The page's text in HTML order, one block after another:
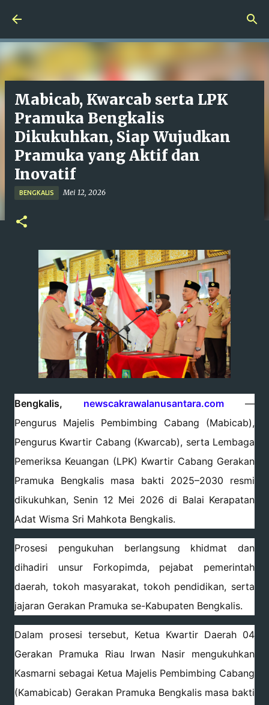
Mabicab, Kwarcab serta LPK
Pramuka Bengkalis
Dikukuhkan, Siap Wujudkan
Pramuka yang Aktif dan
Inovatif
BENGKALIS Mei 12, 2026
Bengkalis, newscakrawalanusantara.com—
Pengurus Majelis Pembimbing Cabang (Mabicab),
Pengurus Kwartir Cabang (Kwarcab), serta Lembaga
Pemeriksa Keuangan (LPK) Kwartir Cabang Gerakan
Pramuka Bengkalis masa bakti 2025–2030 resmi
dikukuhkan, Senin 12 Mei 2026 di Balai Kerapatan
Adat Wisma Sri Mahkota Bengkalis.
Prosesi pengukuhan berlangsung khidmat dan
dihadiri unsur Forkopimda, pejabat pemerintah
daerah, tokoh masyarakat, tokoh pendidikan, serta
jajaran Gerakan Pramuka se-Kabupaten Bengkalis.
Dalam prosesi tersebut, Ketua Kwartir Daerah 04
Gerakan Pramuka Riau Irwan Nasir mengukuhkan
Kasmarni sebagai Ketua Majelis Pembimbing Cabang
(Kamabicab) Gerakan Pramuka Bengkalis masa bakti